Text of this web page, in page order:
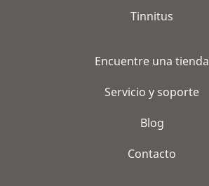
Tinnitus
Encuentre una tienda
Servicio y soporte
Blog
Contacto